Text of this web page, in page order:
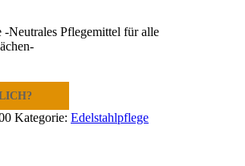
-Neutrales Pflegemittel für alle
Kategorie: Edelstahlpflege